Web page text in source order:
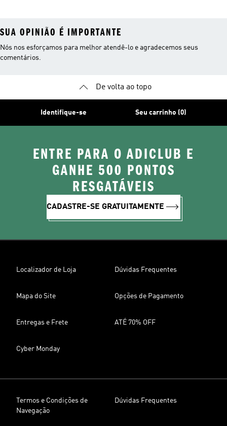
SUA OPINIÃO É IMPORTANTE
Nós nos esforçamos para melhor atendê-lo e agradecemos seus
comentários.
De volta ao topo
Identifique-se Seu carrinho (0)
ENTRE PARA O ADICLUB E
GANHE 500 PONTOS
RESGATÁVEIS
CADASTRE-SE GRATUITAMENTE
Localizador de Loja Dúvidas Frequentes
Mapa do Site Opções de Pagamento
Entregas e Frete ATÉ 70% OFF
Cyber Monday
Termos e Condições de
Navegação
Dúvidas Frequentes